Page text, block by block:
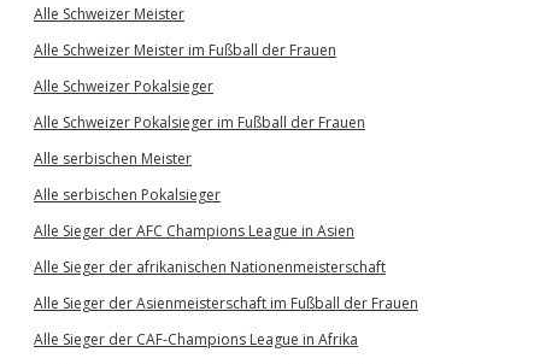
Alle Schweizer Meister
Alle Schweizer Meister im Fußball der Frauen
Alle Schweizer Pokalsieger
Alle Schweizer Pokalsieger im Fußball der Frauen
Alle serbischen Meister
Alle serbischen Pokalsieger
Alle Sieger der AFC Champions League in Asien
Alle Sieger der afrikanischen Nationenmeisterschaft
Alle Sieger der Asienmeisterschaft im Fußball der Frauen
Alle Sieger der CAF-Champions League in Afrika